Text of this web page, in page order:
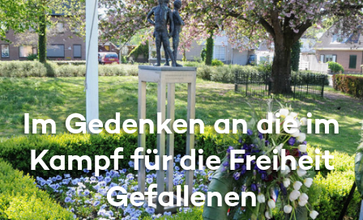
Im Gedenken an die im
Kampf für die Freiheit
Gefallenen